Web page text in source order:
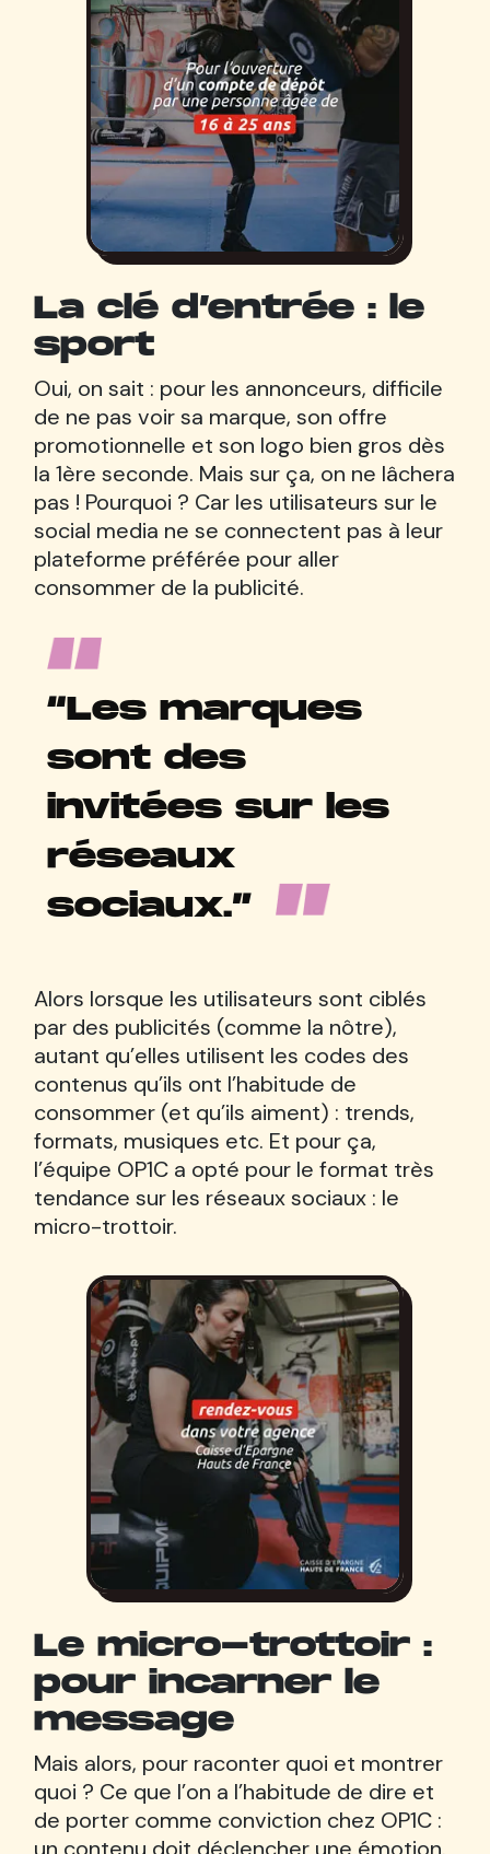
La clé d’entrée : le
sport
Oui, on sait : pour les annonceurs, difficile
de ne pas voir sa marque, son offre
promotionnelle et son logo bien gros dès
la 1ère seconde. Mais sur ça, on ne lâchera
pas ! Pourquoi ? Car les utilisateurs sur le
social media ne se connectent pas à leur
plateforme préférée pour aller
consommer de la publicité.
“Les marques
sont des
invitées sur les
réseaux
sociaux.”
Alors lorsque les utilisateurs sont ciblés
par des publicités (comme la nôtre),
autant qu’elles utilisent les codes des
contenus qu’ils ont l’habitude de
consommer (et qu’ils aiment) : trends,
formats, musiques etc. Et pour ça,
l’équipe OP1C a opté pour le format très
tendance sur les réseaux sociaux : le
micro-trottoir.
Le micro-trottoir :
pour incarner le
message
Mais alors, pour raconter quoi et montrer
quoi ? Ce que l’on a l’habitude de dire et
de porter comme conviction chez OP1C :